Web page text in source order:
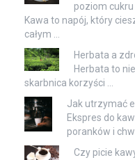
poziom
Kawa to napój, który
całym …
Herbata a
Herbata to
skarbnica korzyści …
Jak utrzymać
Ekspres do
poranków i
Czy picie